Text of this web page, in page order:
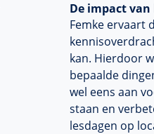
De impact
Femke ervaart
kan. Hierdoor
bepaalde
wel eens aan
staan en
lesdagen op